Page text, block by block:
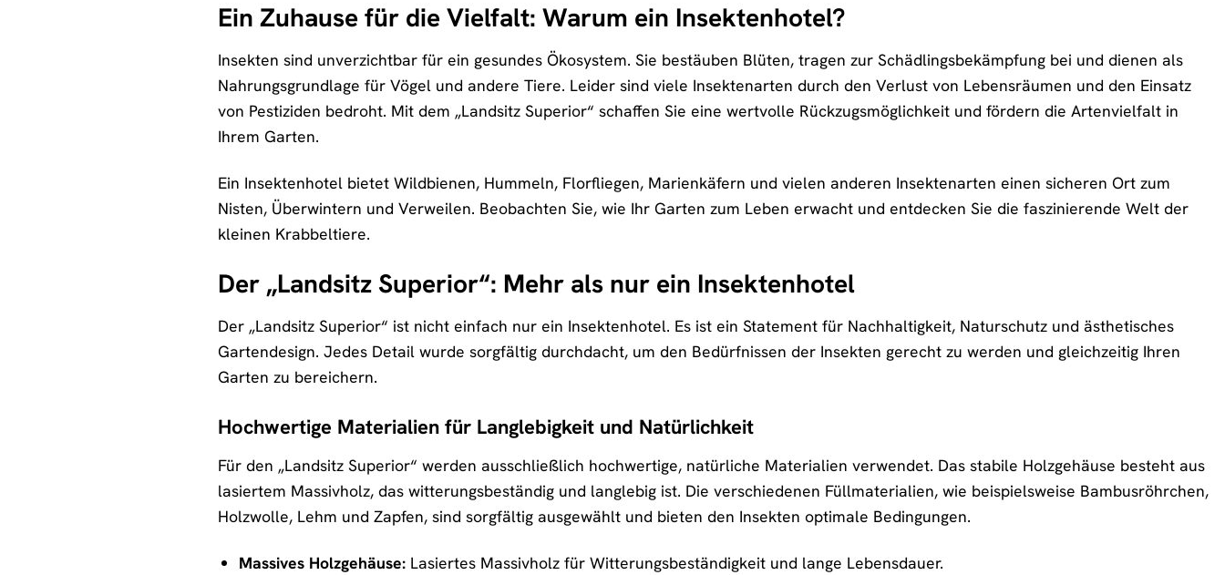
Ein Zuhause für die Vielfalt: Warum ein Insektenhotel?
Insekten sind unverzichtbar für ein gesundes Ökosystem. Sie bestäuben Blüten, tragen zur Schädlingsbekämpfung bei und dienen als
Nahrungsgrundlage für Vögel und andere Tiere. Leider sind viele Insektenarten durch den Verlust von Lebensräumen und den Einsatz
von Pestiziden bedroht. Mit dem „Landsitz Superior“ schaffen Sie eine wertvolle Rückzugsmöglichkeit und fördern die Artenvielfalt in
Ihrem Garten.
Ein Insektenhotel bietet Wildbienen, Hummeln, Florfliegen, Marienkäfern und vielen anderen Insektenarten einen sicheren Ort zum
Nisten, Überwintern und Verweilen. Beobachten Sie, wie Ihr Garten zum Leben erwacht und entdecken Sie die faszinierende Welt der
kleinen Krabbeltiere.
Der „Landsitz Superior“: Mehr als nur ein Insektenhotel
Der „Landsitz Superior“ ist nicht einfach nur ein Insektenhotel. Es ist ein Statement für Nachhaltigkeit, Naturschutz und ästhetisches
Gartendesign. Jedes Detail wurde sorgfältig durchdacht, um den Bedürfnissen der Insekten gerecht zu werden und gleichzeitig Ihren
Garten zu bereichern.
Hochwertige Materialien für Langlebigkeit und Natürlichkeit
Für den „Landsitz Superior“ werden ausschließlich hochwertige, natürliche Materialien verwendet. Das stabile Holzgehäuse besteht aus
lasiertem Massivholz, das witterungsbeständig und langlebig ist. Die verschiedenen Füllmaterialien, wie beispielsweise Bambusröhrchen,
Holzwolle, Lehm und Zapfen, sind sorgfältig ausgewählt und bieten den Insekten optimale Bedingungen.
Massives Holzgehäuse:Lasiertes Massivholz für Witterungsbeständigkeit und lange Lebensdauer.